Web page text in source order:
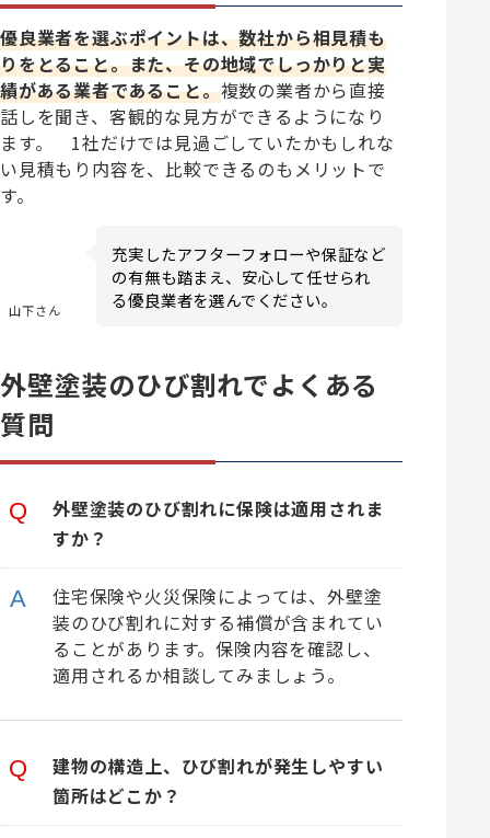
優良業者を選ぶポイントは、数社から相見積も
りをとること。また、その地域でしっかりと実
績がある業者であること。複数の業者から直接
話しを聞き、客観的な見方ができるようになり
ます。 1社だけでは見過ごしていたかもしれな
い見積もり内容を、比較できるのもメリットで
す。
山下さん
充実したアフターフォローや保証など
の有無も踏まえ、安心して任せられ
る優良業者を選んでください。
外壁塗装のひび割れでよくある
質問
外壁塗装のひび割れに保険は適用されま
すか？
住宅保険や火災保険によっては、外壁塗
装のひび割れに対する補償が含まれてい
ることがあります。保険内容を確認し、
適用されるか相談してみましょう。
建物の構造上、ひび割れが発生しやすい
箇所はどこか？